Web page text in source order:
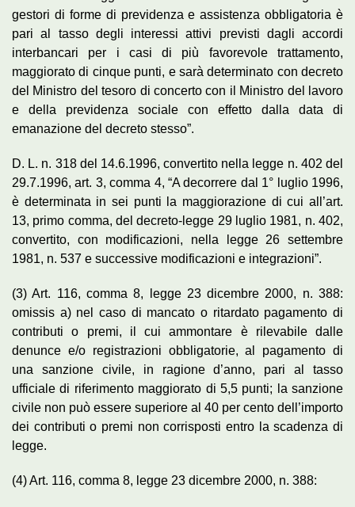
gestori di forme di previdenza e assistenza obbligatoria è
pari al tasso degli interessi attivi previsti dagli accordi
interbancari per i casi di più favorevole trattamento,
maggiorato di cinque punti, e sarà determinato con decreto
del Ministro del tesoro di concerto con il Ministro del lavoro
e della previdenza sociale con effetto dalla data di
emanazione del decreto stesso”.
D. L. n. 318 del 14.6.1996, convertito nella legge n. 402 del
29.7.1996, art. 3, comma 4, “A decorrere dal 1° luglio 1996,
è determinata in sei punti la maggiorazione di cui all’art.
13, primo comma, del decreto-legge 29 luglio 1981, n. 402,
convertito, con modificazioni, nella legge 26 settembre
1981, n. 537 e successive modificazioni e integrazioni”.
(3) Art. 116, comma 8, legge 23 dicembre 2000, n. 388:
omissis a) nel caso di mancato o ritardato pagamento di
contributi o premi, il cui ammontare è rilevabile dalle
denunce e/o registrazioni obbligatorie, al pagamento di
una sanzione civile, in ragione d’anno, pari al tasso
ufficiale di riferimento maggiorato di 5,5 punti; la sanzione
civile non può essere superiore al 40 per cento dell’importo
dei contributi o premi non corrisposti entro la scadenza di
legge.
(4) Art. 116, comma 8, legge 23 dicembre 2000, n. 388: